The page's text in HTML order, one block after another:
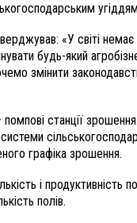
«У світі
будь-який
змінити
станції
системи
графіка зрошення.
і
полів.